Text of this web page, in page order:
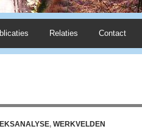
Relaties Contact
, WERKVELDEN